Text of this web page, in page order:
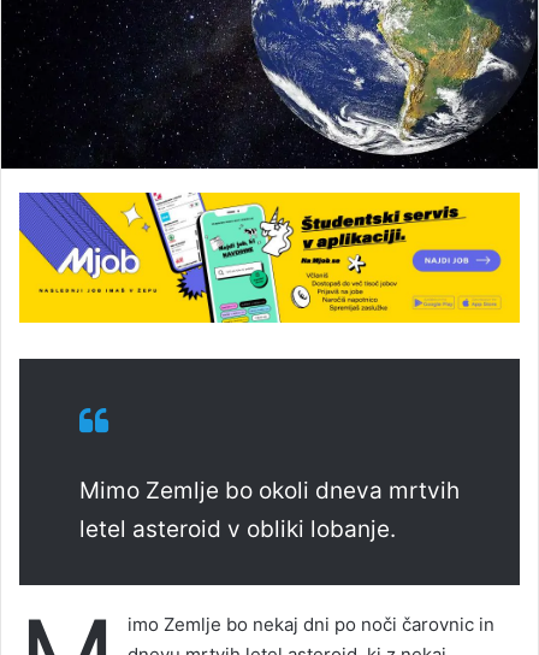
Mimo Zemlje bo okoli dneva mrtvih
letel asteroid v obliki lobanje.
imo Zemlje bo nekaj dni po noči čarovnic in